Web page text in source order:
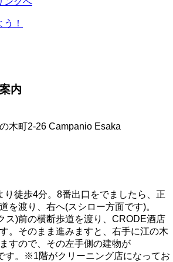
！
内
木町2-26 Campanio Esaka
り徒歩4分。 8番出口をでましたら、正
を渡り、右へ(スシロー方面です)。
ス)前の横断歩道を渡り、CRODE酒店
。そのまま進みますと、右手に江の木
すので、その左手側の建物が
す。※1階がクリーニング店になってお